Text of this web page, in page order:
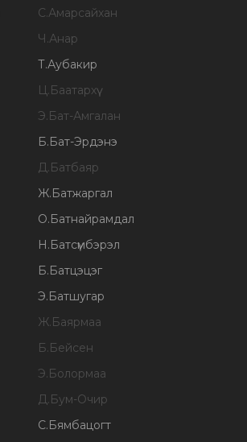
С.Амарсайхан
Ч.Анар
Т.Аубакир
Ц.Баатархүү
Э.Бат-Амгалан
Б.Бат-Эрдэнэ
Д.Батбаяр
Ж.Батжаргал
О.Батнайрамдал
Н.Батсүмбэрэл
Б.Батцэцэг
Э.Батшугар
Ж.Баярмаа
Б.Бейсен
Э.Болормаа
Д.Бум-Очир
С.Бямбацогт